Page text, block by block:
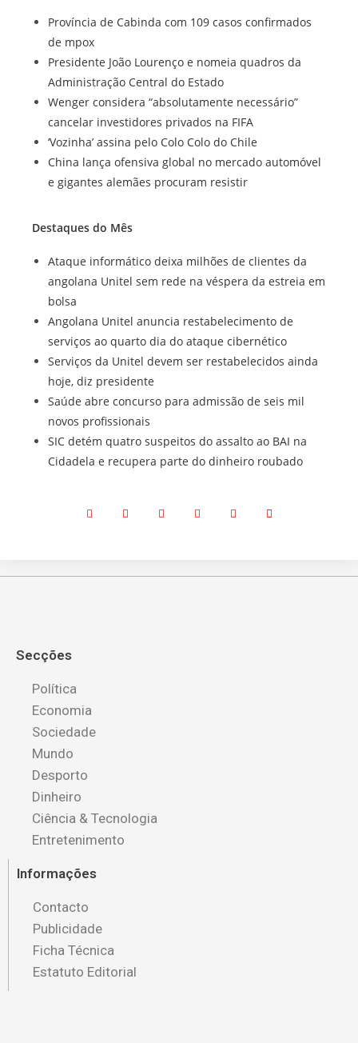
Província de Cabinda com 109 casos confirmados
de mpox
Presidente João Lourenço e nomeia quadros da
Administração Central do Estado
Wenger considera “absolutamente necessário”
cancelar investidores privados na FIFA
‘Vozinha’ assina pelo Colo Colo do Chile
China lança ofensiva global no mercado automóvel
e gigantes alemães procuram resistir
Destaques do Mês
Ataque informático deixa milhões de clientes da
angolana Unitel sem rede na véspera da estreia em
bolsa
Angolana Unitel anuncia restabelecimento de
serviços ao quarto dia do ataque cibernético
Serviços da Unitel devem ser restabelecidos ainda
hoje, diz presidente
Saúde abre concurso para admissão de seis mil
novos profissionais
SIC detém quatro suspeitos do assalto ao BAI na
Cidadela e recupera parte do dinheiro roubado
Secções
Política
Economia
Sociedade
Mundo
Desporto
Dinheiro
Ciência & Tecnologia
Entretenimento
Informações
Contacto
Publicidade
Ficha Técnica
Estatuto Editorial